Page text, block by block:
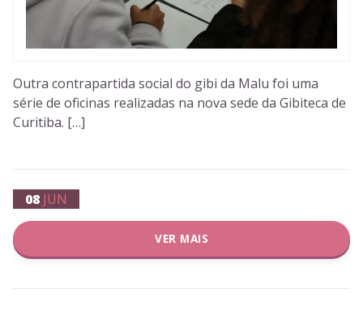
Outra contrapartida social do gibi da Malu foi uma
série de oficinas realizadas na nova sede da Gibiteca de
Curitiba. […]
08 JUN
VER MAIS